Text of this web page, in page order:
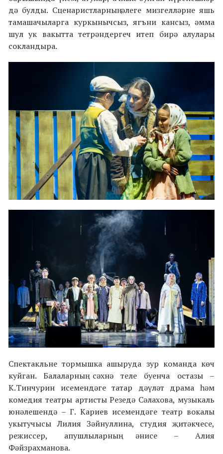
дә булды. Сценаристларның әлеге мизгелләрне яшь
тамашачыларга куркынычсыз, ягъни кансыз, әмма
шул ук вакытта тетрәндергеч итеп бирә алулары
сокландыра.
Спектакльне тормышка ашыруда зур команда көч
куйган. Балаларның сәхнә теле буенча остазы –
К.Тинчурин исемендәге татар дәүләт драма һәм
комедия театры артисты Резедә Сәлахова, музыкаль
юнәлешендә – Г. Кариев исемендәге театр вокалы
укытучысы Лилия Зәйнуллина, студия җитәкчесе,
режиссер, апушлыларның әнисе – Алия
Фәйзрахманова.